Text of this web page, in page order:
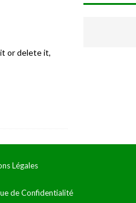
or delete it,
Légales
de Confidentialité